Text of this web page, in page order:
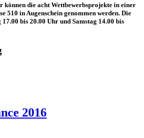
können die acht Wettbewerbsprojekte in einer
510 in Augenschein genommen werden. Die
bis 20.00 Uhr und Samstag 14.00 bis
2016